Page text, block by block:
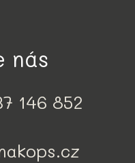
nás
146 852